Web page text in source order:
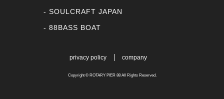
SOULCRAFT JAPAN
88BASS BOAT
privacy policy company
Copyright © ROTARY PIER 88All Rights Reserved.